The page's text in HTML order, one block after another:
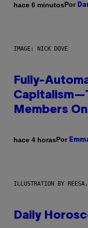
hace 6 minutosPor
IMAGE: NICK DOVE
Fully-
Members
hace 4 horasPor
ILLUSTRATION BY REESA.
Daily